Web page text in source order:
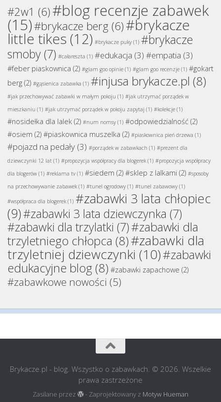
#2w1 (6) #blog recenzje zabawek
(15)#brykacze berg (6) #brykacze
little tikes (12) #brykacze puky (1) #brykacze
smoby(7) #całareszta (1) #edukacja (3) #empatia (3)
#feber piaskownica (2) #glam goo opinie (1) #glam goo recenzje (1) #gokart
berg (2) #gąsienica zabawka (1) #injusa brykacze.pl (8)
#jak przechowywać zabawki w małym pokoju (1) #jak utrzymać porządek w
mieszkaniu (1) #jak utrzymać porządek w pokoju zapytaj (1) #kolekcje (1)
#nosidełka dla lalek (2) #num nomsy (1) #odpowiedzialność (2)
#osiem (2) #piaskownica muszelka (2) #piaskownica pień drzewa (1)
#pojazd na pedały (3) #porządek w zabawkach (1) #prezent dla
dziewczynki 12 lat (1) #propozycja współpracy dla blogerek(1) #propozycja współpracy
dla blogerów (1) #reklama tv (1) #siedem (2) #sklep z lalkami (2) #sposoby
na przechowywanie zabawek(1) #tunel ogrodowy (1) #tunel zabawowy (1)
#współpraca dla blogerek(1) #zabawki 3 lata chłopiec
(9)#zabawki 3 lata dziewczynka (7)
#zabawki dla trzylatki (7)#zabawki dla
trzyletniego chłopca (8)#zabawki dla
trzyletniej dziewczynki (10)#zabawki
edukacyjne blog(8) #zabawki zapachowe (2)
#zabawkowe nowości (5)
Brykacze.pl - blog. Wszystko o zabawkach. © 2026. Wszelkie
prawa zastrzeżone
Zasilane przez - Zaprojektowany z Motyw Hueman